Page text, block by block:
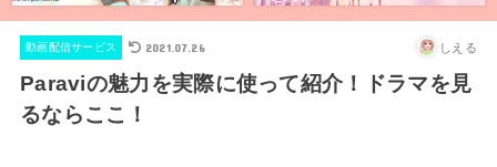
動画配信サービス 2021.07.26 しえる
Paraviの魅力を実際に使って紹介！ドラマを見
るならここ！